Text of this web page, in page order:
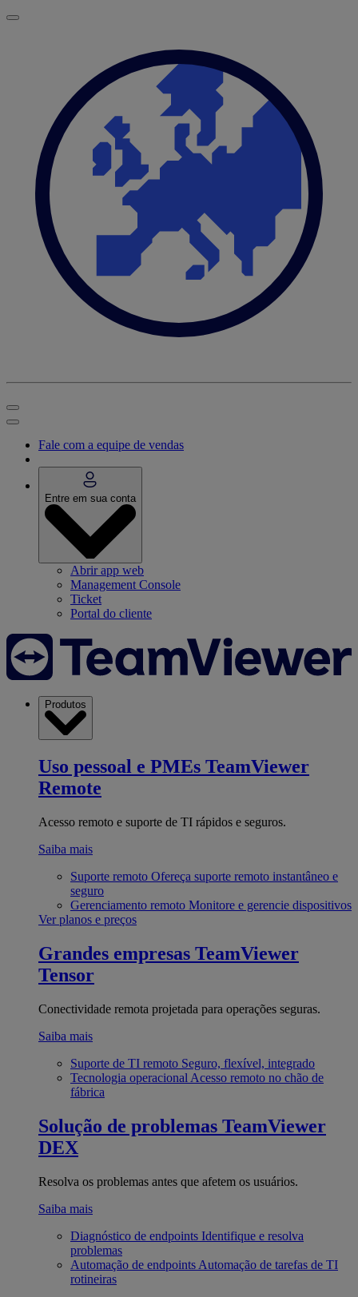
Fale com a equipe de vendas
Entre em sua conta
Abrir app web
Management Console
Ticket
Portal do cliente
Produtos
Uso pessoal e PMEs TeamViewer
Remote
Acesso remoto e suporte de TI rápidos e seguros.
Saiba mais
Suporte remoto Ofereça suporte remoto instantâneo e
seguro
Gerenciamento remoto Monitore e gerencie dispositivos
Ver planos e preços
Grandes empresas TeamViewer
Tensor
Conectividade remota projetada para operações seguras.
Saiba mais
Suporte de TI remoto Seguro, flexível, integrado
Tecnologia operacional Acesso remoto no chão de
fábrica
Solução de problemas TeamViewer
DEX
Resolva os problemas antes que afetem os usuários.
Saiba mais
Diagnóstico de endpoints Identifique e resolva
problemas
Automação de endpoints Automação de tarefas de TI
rotineiras